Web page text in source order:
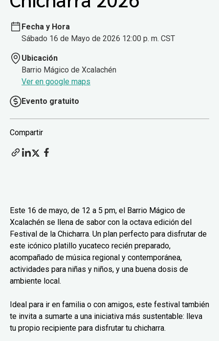
Fecha y Hora
Sábado 16 de Mayo de 2026 12:00 p. m. CST
Ubicación
Barrio Mágico de Xcalachén
Ver en google maps
Evento gratuito
Compartir
Este 16 de mayo, de 12 a 5 pm, el Barrio Mágico de
Xcalachén se llena de sabor con la octava edición del
Festival de la Chicharra. Un plan perfecto para disfrutar de
este icónico platillo yucateco recién preparado,
acompañado de música regional y contemporánea,
actividades para niñas y niños, y una buena dosis de
ambiente local.
Ideal para ir en familia o con amigos, este festival también
te invita a sumarte a una iniciativa más sustentable: lleva
tu propio recipiente para disfrutar tu chicharra.